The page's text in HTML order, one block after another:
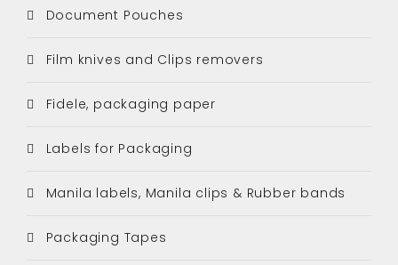
Document Pouches
Film knives and Clips removers
Fidele, packaging paper
Labels for Packaging
Manila labels, Manila clips & Rubber bands
Packaging Tapes